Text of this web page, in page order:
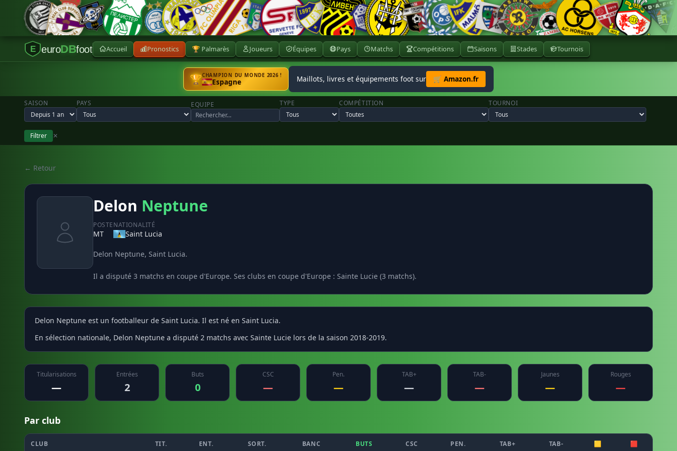
E euroDBfoot Accueil Pronostics 🏆 Palmarès Joueurs Équipes Pays Matchs Compétitions Saisons Stades Tournois
🏆CHAMPION DU MONDE 2026 !
Espagne Maillots, livres et équipements foot sur 🛒 Amazon.fr
SAISON PAYS EQUIPE TYPE COMPÉTITION TOURNOI
Filtrer ✕
← Retour
Delon Neptune
POSTE
MT
NATIONALITÉ
Saint Lucia
Delon Neptune, Saint Lucia.
Il a disputé 3 matchs en coupe d'Europe. Ses clubs en coupe d'Europe : Sainte Lucie (3 matchs).
Delon Neptune est un footballeur de Saint Lucia. Il est né en Saint Lucia.
En sélection nationale, Delon Neptune a disputé 2 matchs avec Sainte Lucie lors de la saison 2018-2019.
Titularisations
—
Entrées
2
Buts
0
CSC
—
Pen.
—
TAB+
—
TAB-
—
Jaunes
—
Rouges
—
Par club
CLUB TIT. ENT. SORT. BANC BUTS CSC PEN. TAB+ TAB- 🟨 🟥